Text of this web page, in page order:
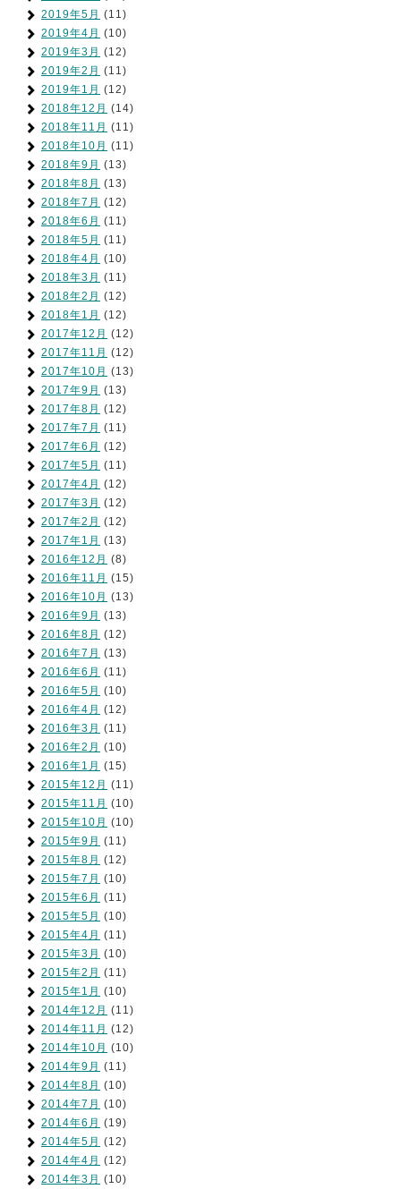
2019年5月 (11)
2019年4月 (10)
2019年3月 (12)
2019年2月 (11)
2019年1月 (12)
2018年12月 (14)
2018年11月 (11)
2018年10月 (11)
2018年9月 (13)
2018年8月 (13)
2018年7月 (12)
2018年6月 (11)
2018年5月 (11)
2018年4月 (10)
2018年3月 (11)
2018年2月 (12)
2018年1月 (12)
2017年12月 (12)
2017年11月 (12)
2017年10月 (13)
2017年9月 (13)
2017年8月 (12)
2017年7月 (11)
2017年6月 (12)
2017年5月 (11)
2017年4月 (12)
2017年3月 (12)
2017年2月 (12)
2017年1月 (13)
2016年12月 (8)
2016年11月 (15)
2016年10月 (13)
2016年9月 (13)
2016年8月 (12)
2016年7月 (13)
2016年6月 (11)
2016年5月 (10)
2016年4月 (12)
2016年3月 (11)
2016年2月 (10)
2016年1月 (15)
2015年12月 (11)
2015年11月 (10)
2015年10月 (10)
2015年9月 (11)
2015年8月 (12)
2015年7月 (10)
2015年6月 (11)
2015年5月 (10)
2015年4月 (11)
2015年3月 (10)
2015年2月 (11)
2015年1月 (10)
2014年12月 (11)
2014年11月 (12)
2014年10月 (10)
2014年9月 (11)
2014年8月 (10)
2014年7月 (10)
2014年6月 (19)
2014年5月 (12)
2014年4月 (12)
2014年3月 (10)